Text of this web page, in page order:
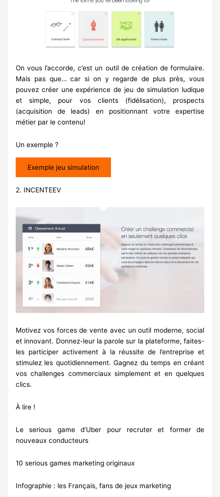
On vous l’accorde, c’est un outil de création de formulaire.
Mais pas que… car si on y regarde de plus près, vous
pouvez créer une expérience de jeu de simulation ludique
et simple, pour vos clients (fidélisation), prospects
(acquisition de leads) en positionnant votre expertise
métier par le contenu!
Un exemple ?
Exemple jeu simulation
2. INCENTEEV
Motivez vos forces de vente avec un outil moderne, social
et innovant. Donnez-leur la parole sur la plateforme, faites-
les participer activement à la réussite de l’entreprise et
stimulez les quotidiennement. Gagnez du temps en créant
vos challenges commerciaux simplement et en quelques
clics.
À lire !
Le serious game d’Uber pour recruter et former de
nouveaux conducteurs
10 serious games marketing originaux
Infographie : les Français, fans de jeux marketing